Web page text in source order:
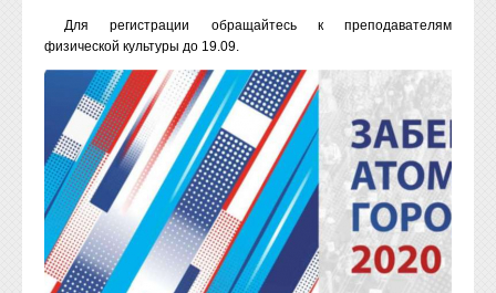
Для регистрации обращайтесь к преподавателям
физической культуры до 19.09.